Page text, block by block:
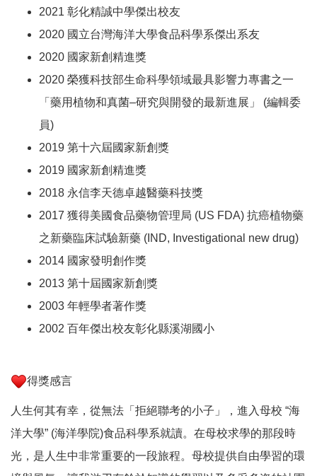
2021 彰化精誠中學傑出校友
2020 國立台灣海洋大學食品科學系傑出系友
2020 國家新創精進獎
2020 榮獲科技部生命科學領域最具影響力專書之一
「藥用植物和真菌–研究與開發的最新進展」 (編輯委
員)
2019 第十六屆國家新創獎
2019 國家新創精進獎
2018 永信李天德卓越醫藥科技獎
2017 獲得美國食品藥物管理局 (US FDA) 抗癌植物藥
之新藥臨床試驗新藥 (IND, Investigational new drug)
2014 國家發明創作獎
2013 第十屆國家新創獎
2003 年輕學者著作獎
2002 百年傑出校友彰化縣溪湖國小
得獎感言
人生何其有幸，從無法「拒絕聯考的小子」，進入母校 “海
洋大學” (海洋學院)食品科學系就讀。在母校求學的那段時
光，是人生中非常重要的一段旅程。母校提供自由學習的環